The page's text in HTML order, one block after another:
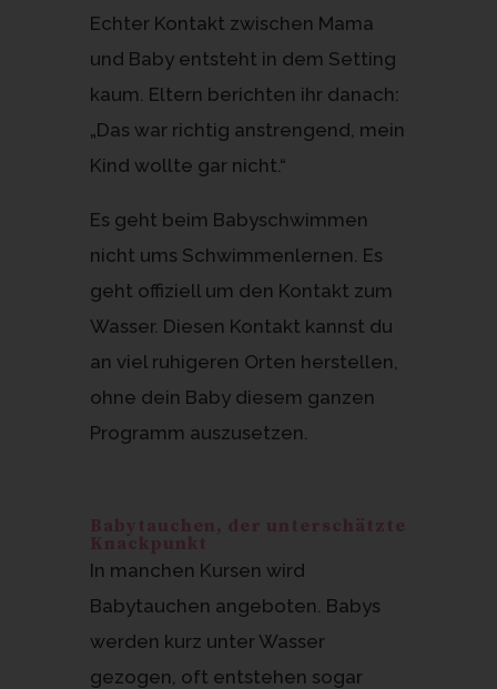
Echter Kontakt zwischen Mama
und Baby entsteht in dem Setting
kaum. Eltern berichten ihr danach:
„Das war richtig anstrengend, mein
Kind wollte gar nicht.“
Es geht beim Babyschwimmen
nicht ums Schwimmenlernen. Es
geht offiziell um den Kontakt zum
Wasser. Diesen Kontakt kannst du
an viel ruhigeren Orten herstellen,
ohne dein Baby diesem ganzen
Programm auszusetzen.
Babytauchen, der unterschätzte
Knackpunkt
In manchen Kursen wird
Babytauchen angeboten. Babys
werden kurz unter Wasser
gezogen, oft entstehen sogar